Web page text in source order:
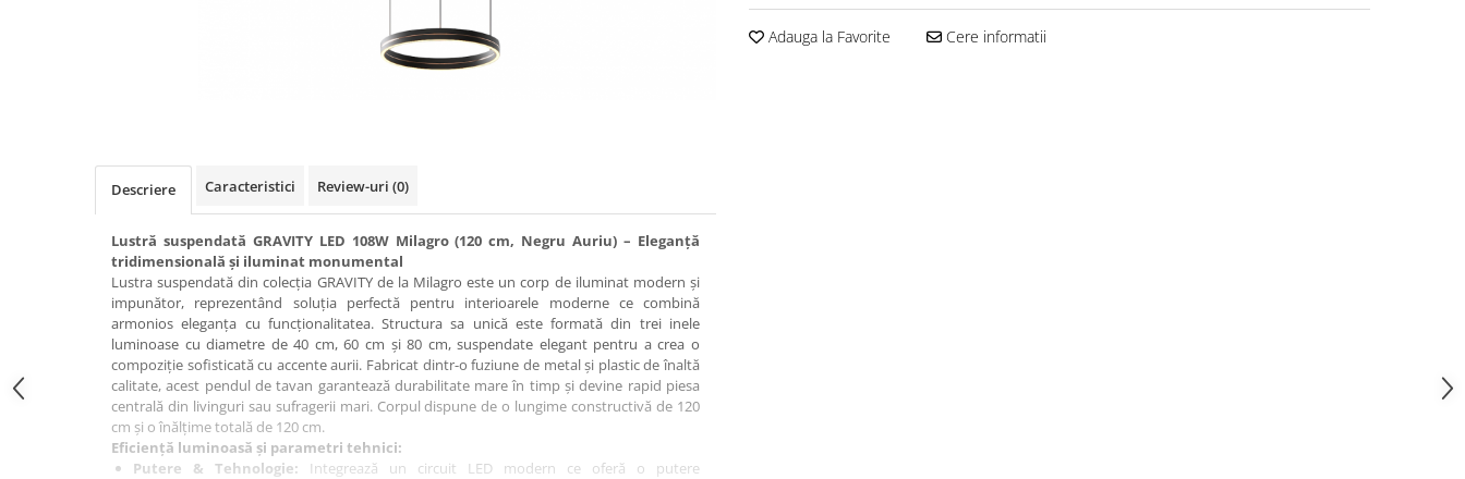
Adauga la Favorite Cere informatii
Descriere Caracteristici Review-uri (0)
Lustră suspendată GRAVITY LED 108W Milagro (120 cm, Negru Auriu) – Eleganță
tridimensională și iluminat monumental
Lustra suspendată din colecția GRAVITY de la Milagro este un corp de iluminat modern și
impunător, reprezentând soluția perfectă pentru interioarele moderne ce combină
armonios eleganța cu funcționalitatea. Structura sa unică este formată din trei inele
luminoase cu diametre de 40 cm, 60 cm și 80 cm, suspendate elegant pentru a crea o
compoziție sofisticată cu accente aurii. Fabricat dintr-o fuziune de metal și plastic de înaltă
calitate, acest pendul de tavan garantează durabilitate mare în timp și devine rapid piesa
centrală din livinguri sau sufragerii mari. Corpul dispune de o lungime constructivă de 120
cm și o înălțime totală de 120 cm.
Eficiență luminoasă și parametri tehnici:
Putere & Tehnologie: Integrează un circuit LED modern ce oferă o putere